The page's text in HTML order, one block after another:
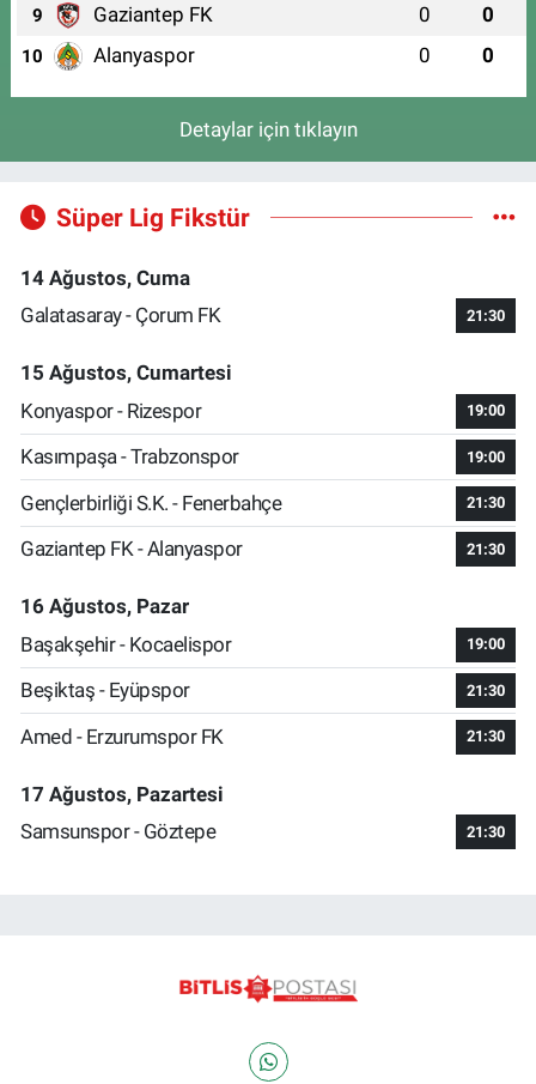
9 Gaziantep FK 0 0
10 Alanyaspor 0 0
Detaylar için tıklayın
Süper Lig Fikstür
14 Ağustos, Cuma
Galatasaray - Çorum FK
21:30
15 Ağustos, Cumartesi
Konyaspor - Rizespor
19:00
Kasımpaşa - Trabzonspor 19:00
Gençlerbirliği S.K. - Fenerbahçe 21:30
Gaziantep FK - Alanyaspor 21:30
16 Ağustos, Pazar
Başakşehir - Kocaelispor
19:00
Beşiktaş - Eyüpspor 21:30
Amed - Erzurumspor FK 21:30
17 Ağustos, Pazartesi
Samsunspor - Göztepe
21:30